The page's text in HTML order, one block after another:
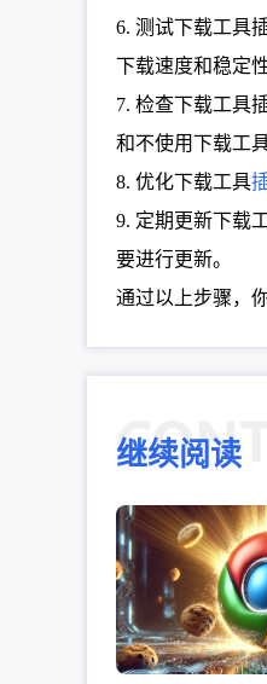
6. 测试下载工具
下载速度和稳定性
7. 检查下载工具
和不使用下载工
8. 优化下载工具
9. 定期更新下载
要进行更新。
通过以上步骤，
继续阅读